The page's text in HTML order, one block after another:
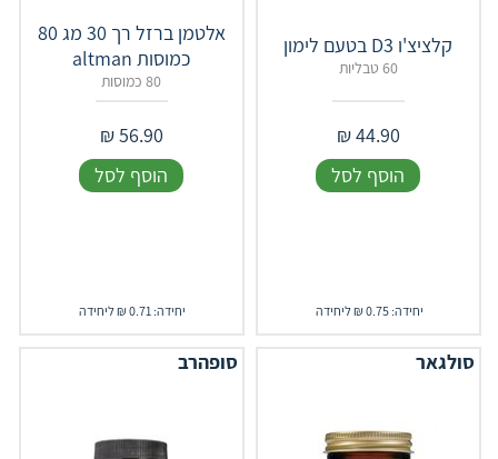
קלציצ'ו D3 בטעם לימון
60 טבליות
44.90
₪
הוסף לסל
יחידה: 0.75 ₪ ליחידה
‏אלטמן ברזל רך 30 מג 80
כמוסות altman
80 כמוסות
56.90
₪
הוסף לסל
יחידה: 0.71 ₪ ליחידה
סולגאר סופהרב